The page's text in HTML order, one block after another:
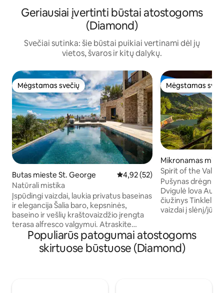
Geriausiai įvertinti būstai atostogoms
(Diamond)
Svečiai sutinka: šie būstai puikiai vertinami dėl jų
vietos, švaros ir kitų dalykų.
Mėgstamas svečių
Mėgstamas svečių
Butas mieste St. George Vidutinis įvertinimas: 4,92 iš 5,
4,92 (52)
Natūrali mistika
Įspūdingi vaizdai, laukia privatus baseinas
ir elegancija Šalia baro, kepsninės,
baseino ir vešlių kraštovaizdžio įrengta
terasa alfresco valgymui. Atraskite
kviečiančią svetainę su šiuolaikiniais
meno kūriniais, dviem miegamaisiais su
atskirais vonios kambariais ir spintomis
Mėgstamas
Mėgstamas
Mikronamas
t
Spirit of the
Pušynas
Dvigulė lova
čiužinys Tinklelis nuo uodų Išskirtiniai
vaizdai į slėnį/
paukščių
Žygis: Iš kotedžo
Populiarūs patogumai atostogoms
skirtuose būstuose (Diamond)